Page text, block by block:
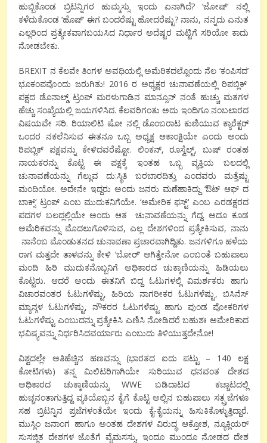
ಹುಬ್ಬಿಕೊಂಡ ಬ್ರಿಟನ್ನಿಗರ ಹುಮ್ಮಸ್ಸು ಇಂದು ಏನಾಗಿದೆ? ‘ಜೋಷ್‘ ನಲ್ಲಿ
ಕಳೆದುಕೊಂಡ‘ಹೊಷ್‘ ಈಗ ಬಂದರೆಷ್ಟು ಹೋದರೆಷ್ಟು?ನಾನು, ನನ್ನದು ಎನುತ
ಎಲ್ಲರಿಂದ ಪ್ರತ್ಯೇಕವಾಗಬಯಸಿದ ನಿರ್ಧಾರ ಅದೆಷ್ಟರ ಮಟ್ಟಿಗೆ ಸರಿಯೋ ಕಾದು
ನೋಡಬೇಕು.
BREXIT ನ ಕೆಲವೇ ತಿಂಗಳ ಅವಧಿಯಲ್ಲಿ ಅಮೆರಿಕದಲ್ಲೊಂದು ನೆಲ ‘ಕಂಪಿಸದ’
ಭೂಕಂಪವೊಂದು ಜರುಗಿತು! 2016ರ ಅಧ್ಯಕ್ಷರ ಚುನಾವಣೆಯಲ್ಲಿ ರಿಪಬ್ಲಿಕ್
ಪಕ್ಷದ ಡೊನಾಲ್ಡ್ ಟ್ರಂಪ್ ಮರಳುಗಾಡಿನ ಮಾನ್ಸೂನ್ ನಂತೆ ಹುಚ್ಚು ಮತಗಳ
ಹೆಚ್ಚು ಸಂಖ್ಯೆಯಲ್ಲಿ ಜಯಗಳಿಸಿದ. ಕೆಲವರಿಗಂತು ಅದು ಇಂದಿಗೂ ನಂಬಲಾರದ
ವಿಷಯವೇ ಸರಿ. ರಿಯಾಲಿಟಿ ಷೋ ನಲ್ಲಿ ಡೊಂಬರಾಟ ಕುಣಿಯುವ ಕ್ಯಾರೆಕ್ಟರ್
ಒಂದರ ನಕಲೆನಿಸುವ ಈತನೂ ಒಬ್ಬ ಅಧ್ಯಕ್ಷ ಆಕಾಂಕ್ಷಿಯೇ ಎಂದು ಅಂದು
ರಿಪಬ್ಲಿಕ್ ಪಕ್ಷವನ್ನು ಕೇಳಿದವರೆಷ್ಟೋ. ಲಿಂಕನ್,ರೂಸ್ವೆಲ್ಟ್,ಬುಷ್ ರಂತಹ
ನಾಯಕರನ್ನು ಕೊಟ್ಟ ಈ ಪಕ್ಷಕ್ಕೆ ಇಂತಹ ಒಬ್ಬ ವ್ಯಕ್ತಿಯ ಬಲದಲ್ಲಿ
ಚುನಾವಣೆಯನ್ನು ಗೆಲ್ಲುವ ದು:ಸ್ಥಿತಿ ಬರಬಾರದಿತ್ತು ಎಂದವರು ಮತ್ತೆಷ್ಟು
ಮಂದಿಯೋ. ಅದೇನೇ ಇದ್ದರು ಅಂದು ಜನರು ಮಣೆಹಾಕಿದ್ದು‘ಔಟ್ ಆಫ್ ದ
ಬಾಕ್ಸ್‘ ಟ್ರಂಪ್ ಎಂಬ ಮುದುಕನಿಗೆಯೇ. ‘ಅಮೇರಿಕ ಫಸ್ಟ್‘ಎಂಬ ಎರಡಕ್ಷರದ
ಪದಗಳ ಬಲದ್ಲಲ್ಲಿಯೇ ಅಂದು ಆತ
ಚುನಾವಣೆಯನ್ನು ಗೆದ್ದ. ಅದೂ ಕೂಡ
ಅಮೆರಿಕವನ್ನು ಮೊದಲುಗೊಳಿಸುವ,ಎಲ್ಲ ದೇಶಗಳಿಂದ ಪ್ರತ್ಯೇಕಿಸುವ, ನಾನು
ನಾನೆಂಬ ಮೊಂಡುತನದ ಚುನಾವಣಾ ಪ್ರಚಾರವಾಗಿದ್ದಿತು. ಜನಗಳಿಗೂ ಹಳೆಯ
ರಾಗ ಮತ್ತದೇ ತಾಳವನ್ನು ಕೇಳಿ ‘ಬೋರ್‘ ಆಗಿತ್ತೇನೋ ಎಂಬಂತೆ ಬಹುಪಾಲು
ಮಂದಿ ಹಿರಿ ಮುದುಕನೊಬ್ಬನಿಗೆ ಅಧಿಕಾರದ ಚುಕ್ಕಾಣಿಯನ್ನು ಹಿಡಿಯಲು
ಕೊಟ್ಟರು. ಆದರೆ ಅಂದು ಈತನಿಗೆ ಬಿದ್ದ ಓಟುಗಳಲ್ಲಿ ವಿಮರ್ಶಕರು ಹಾಗು
ವಿಚಾರವಂತರ ಓಟುಗಳೆಷ್ಟು, ಹಿರಿಯ ನಾಗರೀಕರ ಓಟುಗಳೆಷ್ಟು , ಬಿಸಿನೆಸ್
ಮ್ಯಾನ್ಗಳ ಓಟುಗಳೆಷ್ಟು,ನೌಕರರ ಓಟುಗಳೆಷ್ಟು ಹಾಗು ಪುಂಡ ಪೋಕರಿಗಳ
ಓಟುಗಳೆಷ್ಟು ಎಂಬುದನ್ನು ಪ್ರತ್ಯೇಕಿಸಿ ಎಣಿಸಿ ನೋಡಿದರೆ ಬಹುಶಃ ಅಮೇರಿಕಾದ
ಭವಿಷ್ಯವನ್ನು ನಿರ್ಧರಿಸಿದವರ್ಯಾರು ಎಂಬುದು ತಿಳಿಯುತ್ತದೇನೋ!
ವಿಶ್ವದಲ್ಲೇ ಅತಿಹೆಚ್ಚಿನ ಹಣವನ್ನು (ಭಾರತದ ಐದು ಪಟ್ಟು – 140 ಲಕ್ಷ
ಕೋಟಿಗಳು) ತನ್ನ ಮಿಲಿಟರಿಗಾಗಿಯೇ ಸುರಿಯುವ ಧನವಂತ ದೇಶದ
ಅಧಿಕಾರದ ಚುಕ್ಕಾಣಿಯನ್ನುWWE ಬಡಿದಾಟದ
ಕಚ್ಚಾಟದಲ್ಲಿ
ಹುಚ್ಚನಂತಾಗುತ್ತಿದ್ದ ವ್ಯಕಿಯೊಬ್ಬನ ಕೈಗೆ ಕೊಟ್ಟ ಅಲ್ಲಿನ ಬಹುಪಾಲು ಸತ್ಪ್ರಜೆಗಳೂ
ಸಹ ಬ್ರಿಟನ್ನಿನ ಪ್ರಜೆಗಳಂತೆಯೇ ಇಂದು ಕೈ-ಕೈಯನ್ನು ಹಿಸುಕಿಕೊಳ್ಳುತ್ತಿದ್ದಾರೆ.
ಮುಸ್ಲಿಂ ಜನಾಂಗ ಹಾಗೂ ಅಂತಹ ದೇಶಗಳ ವಿರುದ್ಧ ಆಕ್ರೋಶ, ನ್ಯೂಕ್ಲಿಯರ್
ಸುಸಜ್ಜಿತ ದೇಶಗಳ ಜೊತೆಗೆ ವೈಮಸಸ್ಸು,ಇಂದೂ ಮುಂದೂ ನೋಡದ ದೇಶ